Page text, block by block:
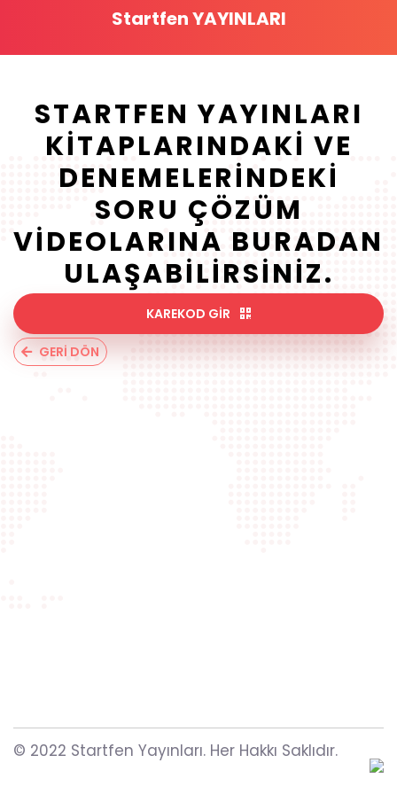
Startfen YAYINLARI
STARTFEN YAYINLARI
KITAPLARINDAKI VE
DENEMELERINDEKI
SORU ÇÖZÜM
VIDEOLARINA BURADAN
ULAŞABILIRSINIZ.
KAREKOD GİR
GERİ DÖN
© 2022 Startfen Yayınları. Her Hakkı Saklıdır.